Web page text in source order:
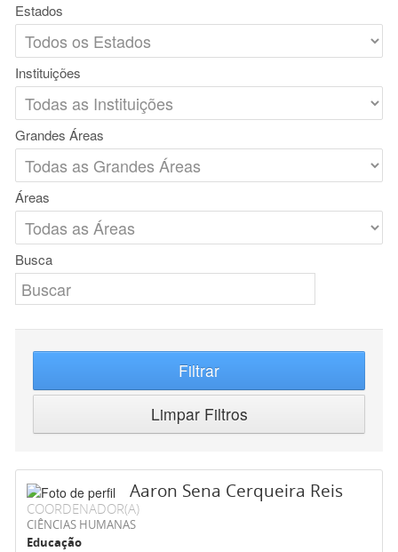
Estados
Instituições
Grandes Áreas
Áreas
Busca
Filtrar
Limpar Filtros
Aaron Sena Cerqueira Reis
COORDENADOR(A)
CIÊNCIAS HUMANAS
Educação